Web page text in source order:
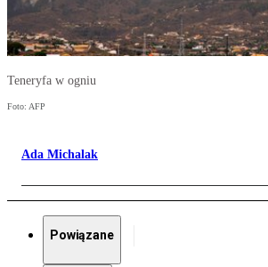
Teneryfa w ogniu
Foto: AFP
Ada Michalak
Powiązane